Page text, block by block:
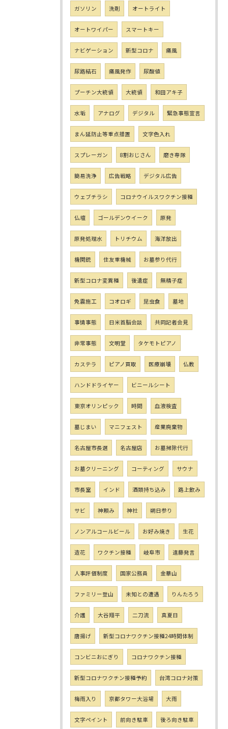
ガソリン 洗剤 オートライト
オートワイパー スマートキー
ナビゲーション 新型コロナ 痛風
尿路結石 痛風発作 尿酸値
プーチン大統領 大統領 和田アキ子
水垢 アナログ デジタル 緊急事態宣言
まん延防止等重点措置 文字色入れ
スプレーガン 8割おじさん 磨き専隊
簡易洗浄 広告戦略 デジタル広告
ウェブチラシ コロナウイルスワクチン接種
仏壇 ゴールデンウイーク 原発
原発処理水 トリチウム 海洋放出
機関銃 住友重機械 お墓参り代行
新型コロナ変異種 後遺症 無精子症
免震施工 コオロギ 昆虫食 墓地
事情事態 日米首脳会談 共同記者会見
非常事態 文明堂 タケモトピアノ
カステラ ピアノ買取 医療崩壊 仏教
ハンドドライヤー ビニールシート
東京オリンピック 時間 血液検査
墓じまい マニフェスト 産業廃棄物
名古屋市長選 名古屋店 お墓掃除代行
お墓クリーニング コーティング サウナ
市長室 インド 酒類持ち込み 路上飲み
サビ 神頼み 神社 朔日参り
ノンアルコールビール お好み焼き 生花
造花 ワクチン接種 岐阜市 遠藤発言
人事評価制度 国家公務員 金華山
ファミリー登山 未知との遭遇 りんたろう
介護 大谷翔平 二刀流 真夏日
唐揚げ 新型コロナワクチン接種24時間体制
コンビニおにぎり コロナワクチン接種
新型コロナワクチン接種予約 台湾コロナ対策
梅雨入り 京都タワー大浴場 大雨
文字ペイント 前向き駐車 後ろ向き駐車